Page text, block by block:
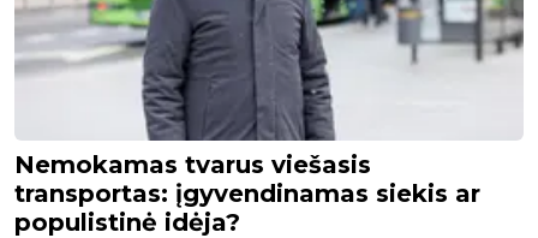
Nemokamas tvarus viešasis
transportas: įgyvendinamas siekis ar
populistinė idėja?